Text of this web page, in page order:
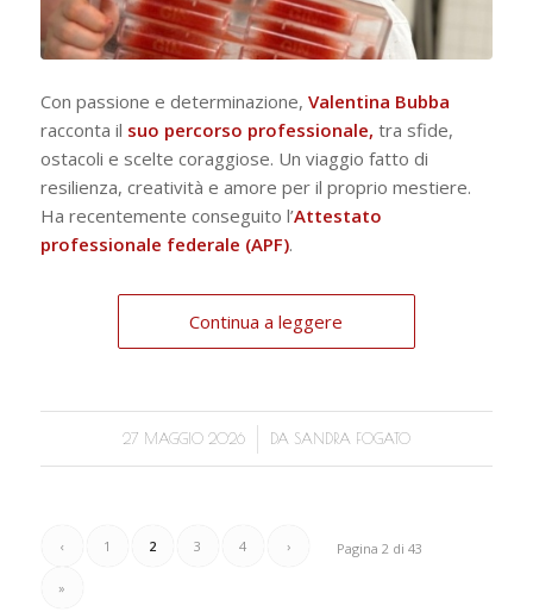
Con passione e determinazione, Valentina Bubba
racconta il suo percorso professionale, tra sfide,
ostacoli e scelte coraggiose. Un viaggio fatto di
resilienza, creatività e amore per il proprio mestiere.
Ha recentemente conseguito l’Attestato
professionale federale (APF).
Continua a leggere
27 MAGGIO 2026
/ DA SANDRA FOGATO
Pagina 2 di 43
‹ 1 2 3 4 ›
»